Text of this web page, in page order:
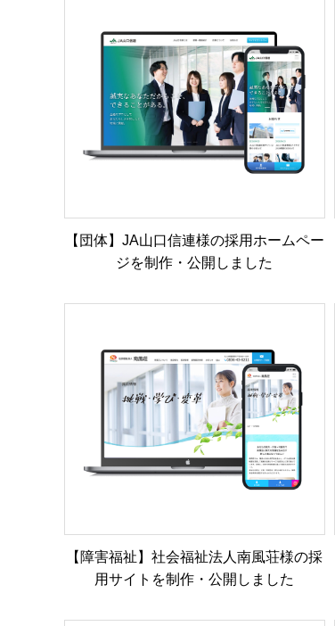
【団体】JA山口信連様の採用ホームペー
ジを制作・公開しました
【障害福祉】社会福祉法人南風荘様の採
用サイトを制作・公開しました